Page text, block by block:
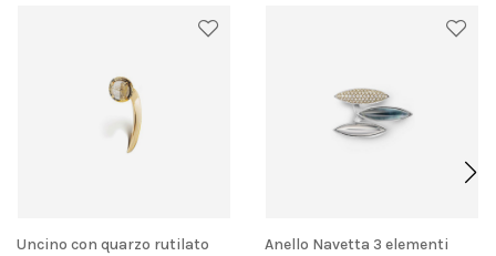
Uncino con quarzo rutilato Anello Navetta 3 elementi